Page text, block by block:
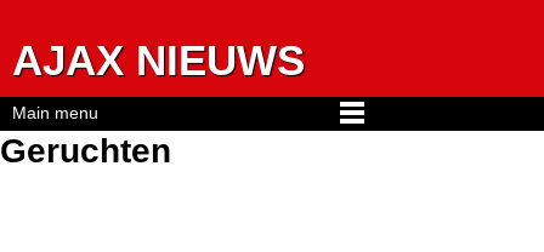
AJAX NIEUWS
Geruchten
Main menu